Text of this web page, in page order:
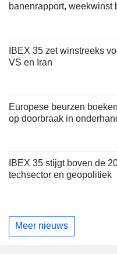
banenrapport, weekwinst
IBEX 35 zet winstreeks
VS en Iran
Europese beurzen
op doorbraak in
IBEX 35 stijgt boven de
techsector en geopolitiek
Meer nieuws